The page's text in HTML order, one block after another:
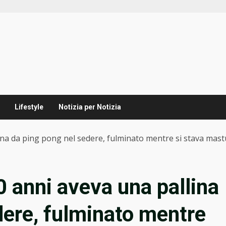
Lifestyle Notizia per Notizia
da ping pong nel sedere, fulminato mentre si stava
anni aveva una pallina
fulminato mentre